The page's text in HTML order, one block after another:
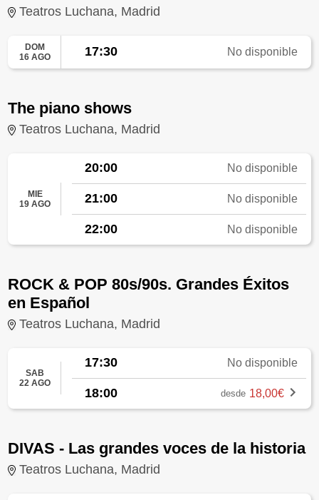
Teatros Luchana, Madrid
DOM
16 AGO
17:30 No disponible
The piano shows
Teatros Luchana, Madrid
MIE
19 AGO
20:00 No disponible
21:00 No disponible
22:00 No disponible
ROCK & POP 80s/90s. Grandes Éxitos
en Español
Teatros Luchana, Madrid
SAB
22 AGO
17:30 No disponible
18:00 desde 18,00€
DIVAS - Las grandes voces de la historia
Teatros Luchana, Madrid